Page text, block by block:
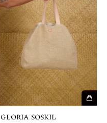
GLORIA SOSKIL